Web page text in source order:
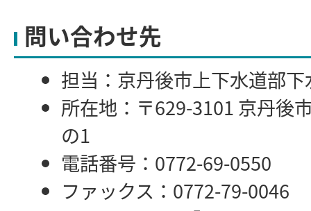
問い合わせ先
担当：京丹後市上下水道部
所在地：〒629-3101 京丹後
の1
電話番号：0772-69-0550
ファックス：0772-79-0046